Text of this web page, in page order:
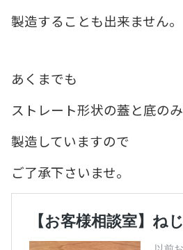
製造することも出来ません。
あくまでも
ストレート形状の蓋と底のみ
製造していますので
ご了承下さいませ。